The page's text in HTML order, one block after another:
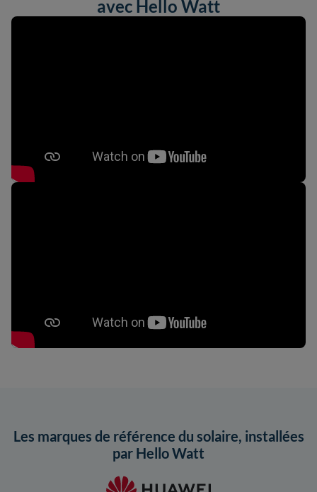
avec Hello Watt
Les marques de référence du solaire, installées
par Hello Watt